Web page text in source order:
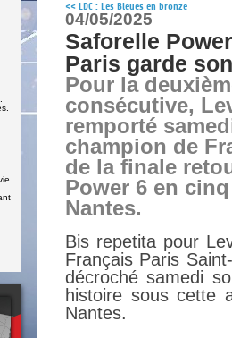
<< LDC : Les Bleues en bronze
04/05/2025
Saforelle
Paris garde
Pour la
consécutive,
remporté
champion de
de la finale
Power 6 en
Nantes.
Bis repetita pour
Français Paris
décroché samedi
histoire sous cette
Nantes.